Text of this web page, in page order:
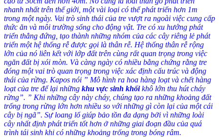
nhanh nhất trên thế giới, một vài loại có thể phát triển hơn 1m
trong một ngày. Vai trò sinh thái của tre vượt ra ngoài việc cung cấp
thức ăn và môi trường sống cho động vật. Tre có xu hướng phát
triển thẳng đứng, tạo thành những nhóm của các cây riêng lẻ phát
triển một hệ thống rễ được gọi là thân rễ. Hệ thống thân rễ rộng
lớn của nó liên kết với lớp đất trên cùng rất quan trọng trong việc
ngăn đất bị xói mòn. Và càng ngày có nhiều bằng chứng rằng tre
đóng một vai trò quan trọng trong việc xác định cấu trúc và động
thái của rừng. Kapos nói ” Mô hình ra hoa hàng loạt và chết hàng
loạt của tre để lại những khu vực sinh khốikhô lớn thu hút cháy
rừng”. ” Khi những cây này cháy, chúng tạo ra những khoảng đất
trống trong rừng lớn hơn nhiều so với những gì còn lại của một cái
cây bị ngã”. Sự loang lổ giúp bảo tồn đa dạng bởi vì những loài
cây nhất định phát triển tốt hơn ở những giai đoạn đầu của quá
trình tái sinh khi có những khoảng trống trong bóng râm.